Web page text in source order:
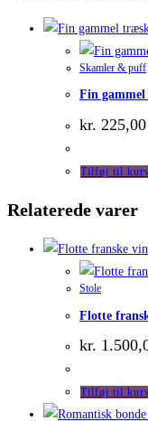
Skamler & puff
Fin
kr. 225,00
Tilføj til
Relaterede varer
Stole
Flotte
kr.
Tilføj til